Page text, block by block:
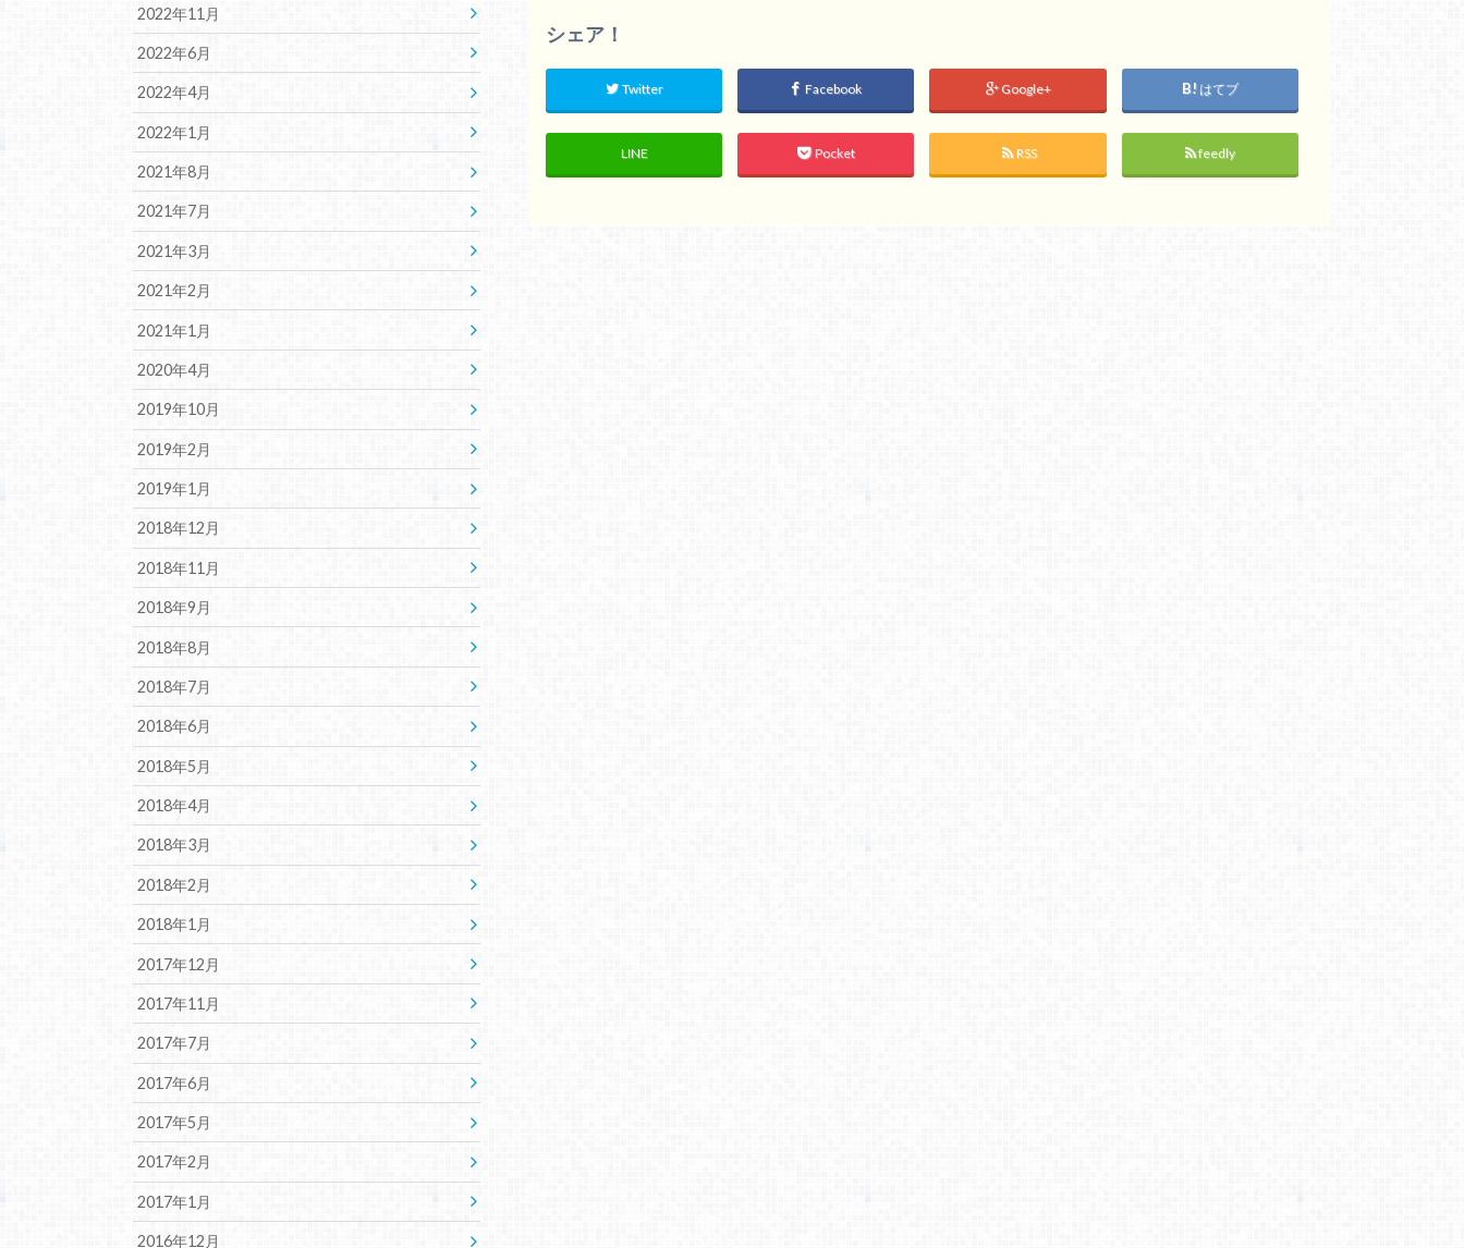
シェア！
Twitter Facebook Google+ はてブ
LINE Pocket RSS feedly
2022年11月
2022年6月
2022年4月
2022年1月
2021年8月
2021年7月
2021年3月
2021年2月
2021年1月
2020年4月
2019年10月
2019年2月
2019年1月
2018年12月
2018年11月
2018年9月
2018年8月
2018年7月
2018年6月
2018年5月
2018年4月
2018年3月
2018年2月
2018年1月
2017年12月
2017年11月
2017年7月
2017年6月
2017年5月
2017年2月
2017年1月
2016年12月